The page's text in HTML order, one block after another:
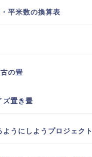
平米数の換算表
の畳
ズ置き畳
ようにしようプロジェクト